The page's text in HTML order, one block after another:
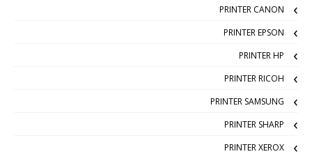
PRINTER CANON
PRINTER EPSON
PRINTER HP
PRINTER RICOH
PRINTER SAMSUNG
PRINTER SHARP
PRINTER XEROX